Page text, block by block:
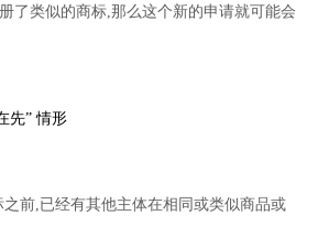
了类似的商标,那么这个新的申请就可能会
” 情形
前,已经有其他主体在相同或类似商品或